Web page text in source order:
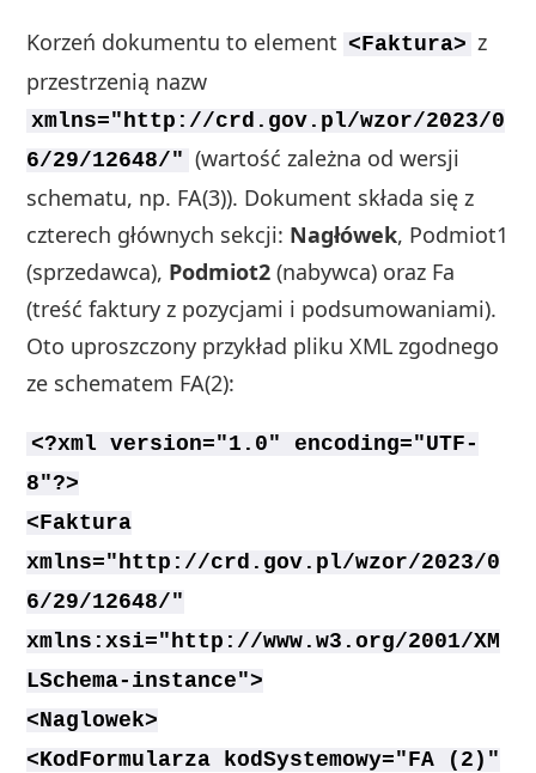
Korzeń dokumentu to element <Faktura> z
przestrzenią nazw
xmlns="http://crd.gov.pl/wzor/2023/0
6/29/12648/" (wartość zależna od wersji
schematu, np. FA(3)). Dokument składa się z
czterech głównych sekcji: Nagłówek, Podmiot1
(sprzedawca), Podmiot2 (nabywca) oraz Fa
(treść faktury z pozycjami i podsumowaniami).
Oto uproszczony przykład pliku XML zgodnego
ze schematem FA(2):
<?xml version="1.0" encoding="UTF-
8"?>
<Faktura
xmlns="http://crd.gov.pl/wzor/2023/0
6/29/12648/"
xmlns:xsi="http://www.w3.org/2001/XM
LSchema-instance">
<Naglowek>
<KodFormularza kodSystemowy="FA (2)"